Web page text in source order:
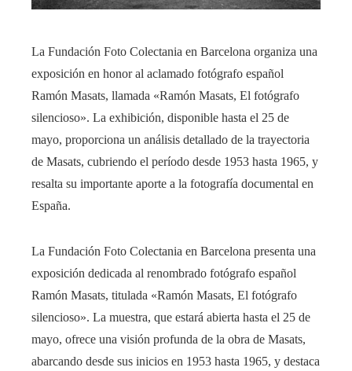
La Fundación Foto Colectania en Barcelona organiza una
exposición en honor al aclamado fotógrafo español
Ramón Masats, llamada «Ramón Masats, El fotógrafo
silencioso». La exhibición, disponible hasta el 25 de
mayo, proporciona un análisis detallado de la trayectoria
de Masats, cubriendo el período desde 1953 hasta 1965, y
resalta su importante aporte a la fotografía documental en
España.
La Fundación Foto Colectania en Barcelona presenta una
exposición dedicada al renombrado fotógrafo español
Ramón Masats, titulada «Ramón Masats, El fotógrafo
silencioso». La muestra, que estará abierta hasta el 25 de
mayo, ofrece una visión profunda de la obra de Masats,
abarcando desde sus inicios en 1953 hasta 1965, y destaca